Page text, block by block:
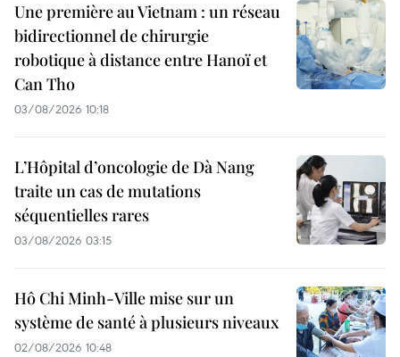
Une première au Vietnam : un réseau
bidirectionnel de chirurgie
robotique à distance entre Hanoï et
Can Tho
03/08/2026 10:18
L’Hôpital d’oncologie de Dà Nang
traite un cas de mutations
séquentielles rares
03/08/2026 03:15
Hô Chi Minh-Ville mise sur un
système de santé à plusieurs niveaux
02/08/2026 10:48